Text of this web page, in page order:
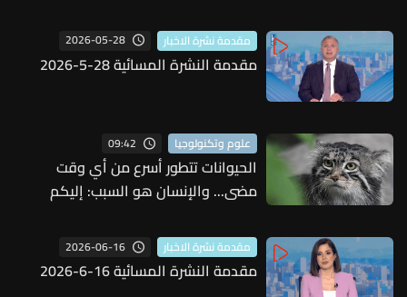
مقدمة نشرة الاخبار 2026-05-28
مقدمة النشرة المسائية 28-5-2026
علوم وتكنولوجيا 09:42
الحيوانات تتطور أسرع من أي وقت
مضى... والإنسان هو السبب: إليكم
مقدمة نشرة الاخبار 2026-06-16
مقدمة النشرة المسائية 16-6-2026